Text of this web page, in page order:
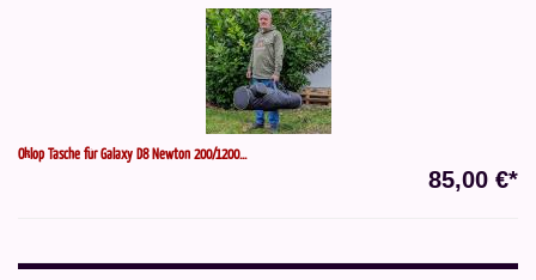
Oklop Tasche für Galaxy D8 Newton 200/1200...
85,00 €*